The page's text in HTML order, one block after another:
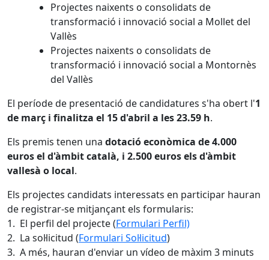
Projectes naixents o consolidats de
transformació i innovació social a Mollet del
Vallès
Projectes naixents o consolidats de
transformació i innovació social a Montornès
del Vallès
El període de presentació de candidatures s'ha obert l'1
de març i finalitza el 15 d'abril a les 23.59 h.
Els premis tenen una dotació econòmica de 4.000
euros el d'àmbit català, i 2.500 euros els d'àmbit
vallesà o local.
Els projectes candidats interessats en participar hauran
de registrar-se mitjançant els formularis:
1. El perfil del projecte (Formulari Perfil)
2. La sol·licitud (Formulari Sol·licitud)
3. A més, hauran d'enviar un vídeo de màxim 3 minuts